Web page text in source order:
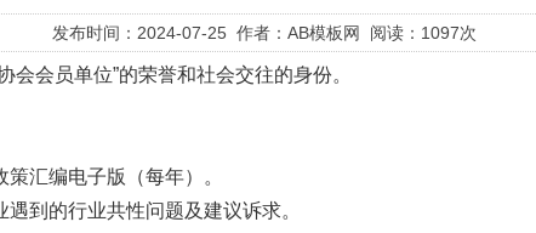
发布时间：2024-07-25 作者：AB模板网 阅读：1097次
会员单位”的荣誉和社会交往的身份。
汇编电子版（每年）。
到的行业共性问题及建议诉求。